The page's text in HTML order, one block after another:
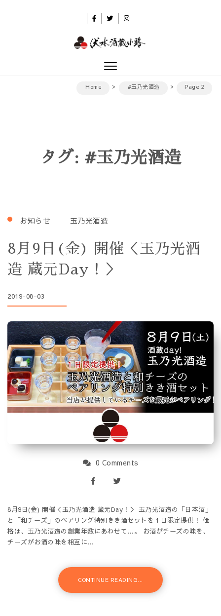
Toggle
Home
#玉乃光酒造 Page 2
タグ: #玉乃光酒造
お知らせ 玉乃光酒造
8月9日(金) 開催＜玉乃光酒
造 蔵元Day！＞
2019-08-03
0 Comments
8月9日(金) 開催＜玉乃光酒造 蔵元Day！＞ 玉乃光酒造の「日本酒」
と「和チーズ」のペアリング特別きき酒セットを１日限定提供！ 価
格は、玉乃光酒造の創業年数にあわせて…。 お酒がチーズの味を、
チーズがお酒の味を相互に…
CONTINUE READING...